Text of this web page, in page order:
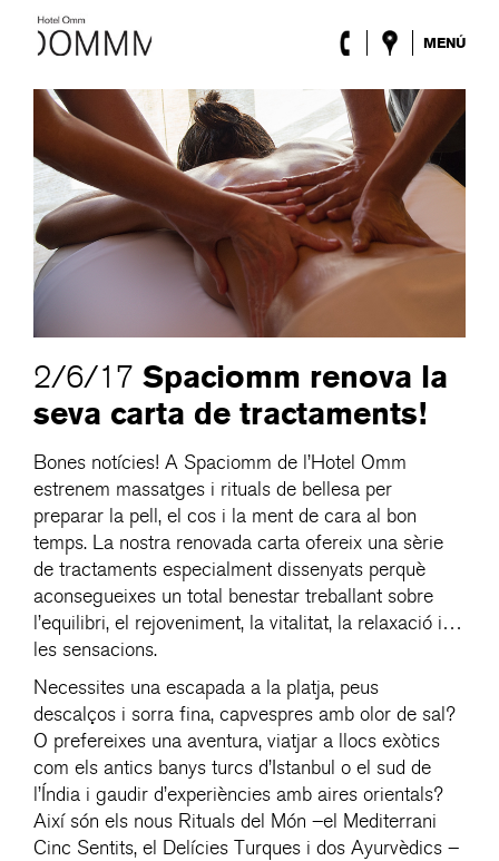
MENÚ
L’Hotel
Habitacions
Roca Barcelona
Spa
Terrassa
Lobby & Club
Esdeveniments
Promocions
Blog
2/6/17 Spaciomm renova la
seva carta de tractaments!
Bones notícies! A Spaciomm de l’Hotel Omm
estrenem massatges i rituals de bellesa per
preparar la pell, el cos i la ment de cara al bon
temps. La nostra renovada carta ofereix una sèrie
de tractaments especialment dissenyats perquè
aconsegueixes un total benestar treballant sobre
l’equilibri, el rejoveniment, la vitalitat, la relaxació i…
les sensacions.
Necessites una escapada a la platja, peus
descalços i sorra fina, capvespres amb olor de sal?
O prefereixes una aventura, viatjar a llocs exòtics
com els antics banys turcs d’Istanbul o el sud de
l’Índia i gaudir d’experiències amb aires orientals?
Així són els nous Rituals del Món –el Mediterrani
Cinc Sentits, el Delícies Turques i dos Ayurvèdics –